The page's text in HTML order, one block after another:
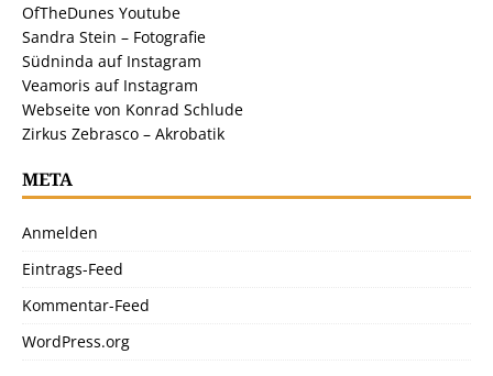
OfTheDunes Youtube
Sandra Stein – Fotografie
Südninda auf Instagram
Veamoris auf Instagram
Webseite von Konrad Schlude
Zirkus Zebrasco – Akrobatik
META
Anmelden
Eintrags-Feed
Kommentar-Feed
WordPress.org